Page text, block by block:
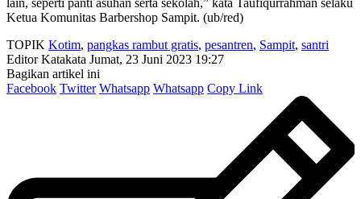
Ketua Komunitas Barbershop Sampit. (ub/red)
TOPIK Kotim, pangkas rambut gratis, pesantren, Sampit, santri
Editor Katakata Jumat, 23 Juni 2023 19:27
Bagikan artikel ini
Facebook Twitter Whatsapp Whatsapp Copy Link